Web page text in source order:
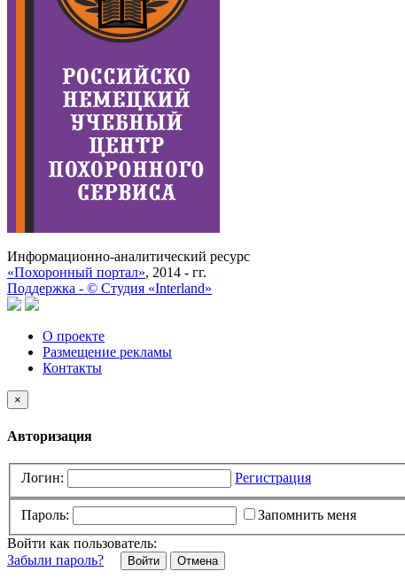
Информационно-аналитический ресурс
«Похоронный портал», 2014 - гг.
Поддержка - © Cтудия «Interland»
О проекте
Размещение рекламы
Контакты
×
Авторизация
Логин: Регистрация
Пароль:
Запомнить меня
Войти как пользователь:
Забыли пароль?
Отмена